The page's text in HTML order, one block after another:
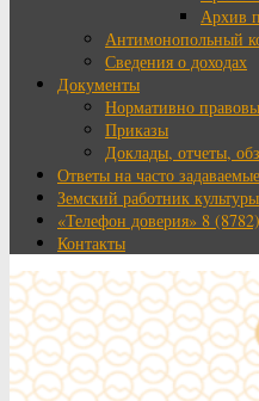
Архив
Антимонопольный
Сведения о доходах
Документы
Нормативно
Приказы
Доклады, отчеты,
Ответы на часто
Земский работник культуры
«Телефон доверия» 8
Контакты